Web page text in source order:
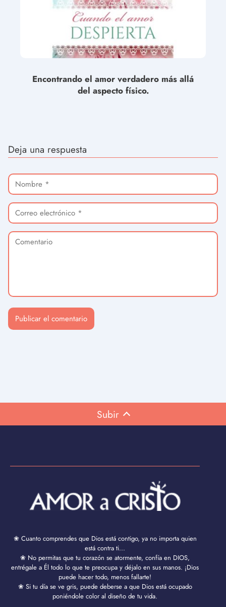
Encontrando el amor verdadero más allá
del aspecto físico.
Deja una respuesta
Subir
❀ Cuanto comprendes que Dios está contigo, ya no importa quien
está contra ti...
❀ No permitas que tu corazón se atormente, confía en DIOS,
entrégale a Él todo lo que te preocupa y déjalo en sus manos. ¡Dios
puede hacer todo, menos fallarte!
❀ Si tu día se ve gris, puede deberse a que Dios está ocupado
poniéndole color al diseño de tu vida.